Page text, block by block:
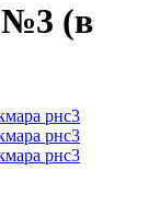
№3 (в